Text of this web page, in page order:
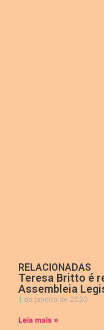
RELACIONADAS
Teresa Britto é
Assembleia
1 de janeiro de 2020
Leia mais »